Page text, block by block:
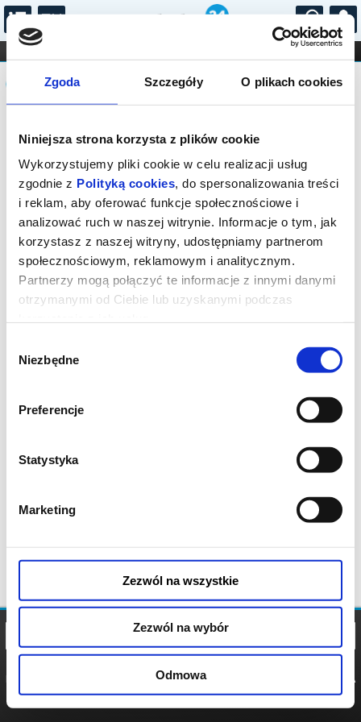
Zgoda Szczegóły O plikach cookies
Niniejsza strona korzysta z plików cookie
Wykorzystujemy pliki cookie w celu realizacji usług
zgodnie z Polityką cookies, do spersonalizowania treści
i reklam, aby oferować funkcje społecznościowe i
analizować ruch w naszej witrynie. Informacje o tym, jak
korzystasz z naszej witryny, udostępniamy partnerom
społecznościowym, reklamowym i analitycznym.
Partnerzy mogą połączyć te informacje z innymi danymi
otrzymanymi od Ciebie lub uzyskanymi podczas
zgody
Niezbędne
Preferencje
Statystyka
Marketing
Zezwól na wszystkie
Zezwól na wybór
Odmowa
...
FILHARMONIA OPERA I BALET
STAND-UP
DLA DZIECI
Komunikat
Sprzedaż biletów on-line na wydarzenie
została zakończona.
POLITYKA
POLITYKA